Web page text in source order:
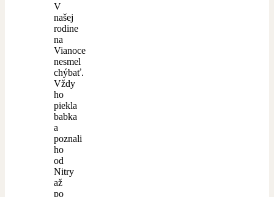
V
našej
rodine
na
Vianoce
nesmel
chýbať.
Vždy
ho
piekla
babka
a
poznali
ho
od
Nitry
až
po